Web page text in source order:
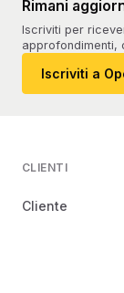
Rimani
Iscriviti per
approfondimenti,
Iscriviti a
CLIENTI
Cliente